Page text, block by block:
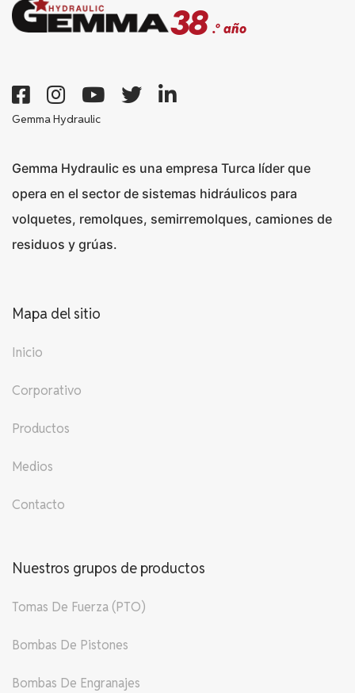
38 .º año
Gemma Hydraulic
Gemma Hydraulic es una empresa Turca líder que
opera en el sector de sistemas hidráulicos para
volquetes, remolques, semirremolques, camiones de
residuos y grúas.
Mapa del sitio
Inicio
Corporativo
Productos
Medios
Contacto
Nuestros grupos de productos
Tomas De Fuerza (PTO)
Bombas De Pistones
Bombas De Engranajes